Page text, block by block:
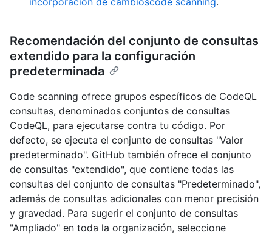
Recomendación del conjunto de consultas
extendido para la configuración
predeterminada
Code scanning ofrece grupos específicos de CodeQL
consultas, denominados conjuntos de consultas
CodeQL, para ejecutarse contra tu código. Por
defecto, se ejecuta el conjunto de consultas "Valor
predeterminado". GitHub también ofrece el conjunto
de consultas "extendido", que contiene todas las
consultas del conjunto de consultas "Predeterminado",
además de consultas adicionales con menor precisión
y gravedad. Para sugerir el conjunto de consultas
"Ampliado" en toda la organización, seleccione